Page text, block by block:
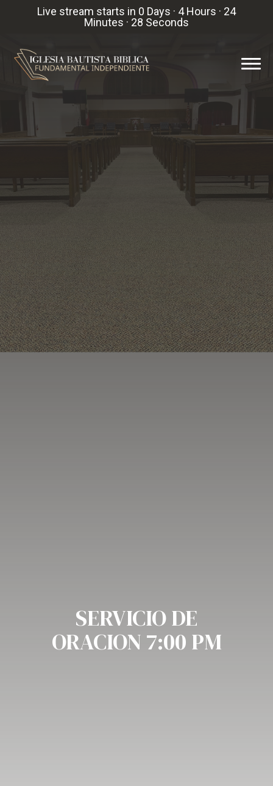
Live stream starts in 0 Days · 4 Hours · 24
Minutes · 28 Seconds
SERVICIO DE
ORACION 7:00 PM